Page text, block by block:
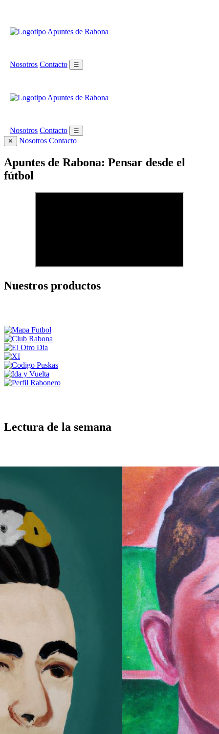
Nosotros Contacto ☰
Nosotros Contacto
☰
✕
Nosotros Contacto
Apuntes de Rabona: Pensar desde el
fútbol
Nuestros productos
Lectura de la semana